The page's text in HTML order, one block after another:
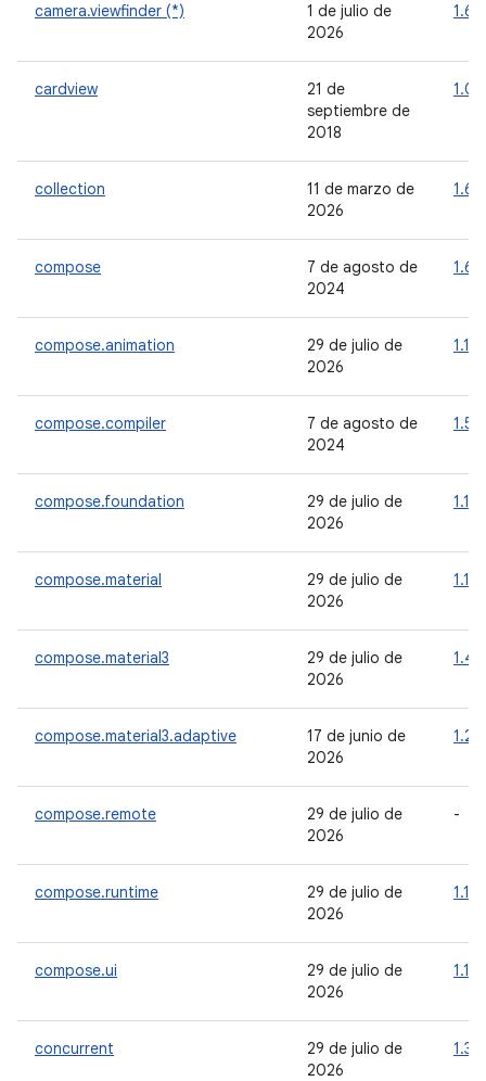
camera.viewfinder (*)
1 de julio de
2026
1.6.1
cardview
21 de
septiembre de
2018
collection
11 de marzo de
2026
compose
7 de agosto de
2024
compose.animation
29 de julio de
2026
compose.compiler
7 de agosto de
2024
compose.foundation
29 de julio de
2026
compose.material
29 de julio de
2026
compose.material3
29 de julio de
2026
compose.material3.adaptive
17 de junio de
2026
compose.remote
29 de julio de
2026
-
compose.runtime
29 de julio de
2026
compose.ui
29 de julio de
2026
concurrent
29 de julio de
2026
1.3.0